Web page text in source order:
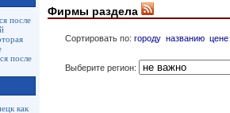
после
после
как
Фирмы раздела
Сортировать по: городу названию цене
Выберите регион: